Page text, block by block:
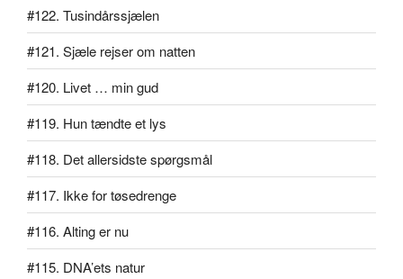
#122. Tusindårssjælen
#121. Sjæle rejser om natten
#120. Livet … min gud
#119. Hun tændte et lys
#118. Det allersidste spørgsmål
#117. Ikke for tøsedrenge
#116. Alting er nu
#115. DNA’ets natur